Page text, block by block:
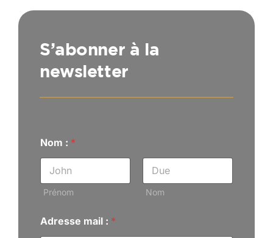
S’abonner à la
newsletter
R
G
D
N
Nom : *
Prénom Nom
Adresse mail : *